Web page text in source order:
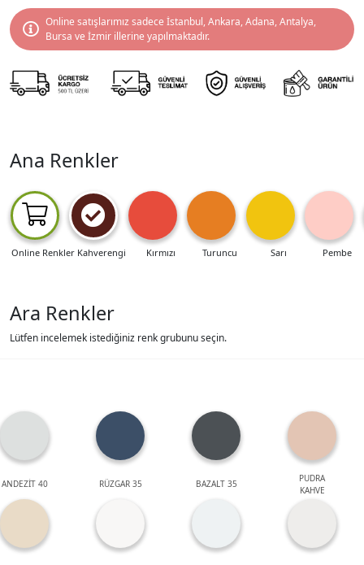
Online satışlarımız sadece İstanbul, Ankara, Adana, Antalya,
Bursa ve İzmir illerine yapılmaktadır.
Ana Renkler
Online Renkler Kahverengi Kırmızı Turuncu Sarı Pembe
Ara Renkler
Lütfen incelemek istediğiniz renk grubunu seçin.
ANDEZİT 40 RÜZGAR 35 BAZALT 35
PUDRA
KAHVE